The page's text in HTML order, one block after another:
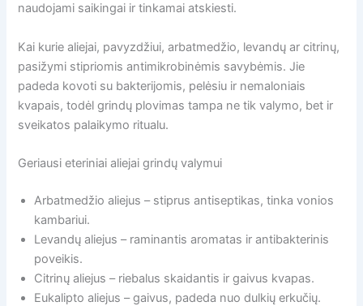
naudojami saikingai ir tinkamai atskiesti.
Kai kurie aliejai, pavyzdžiui, arbatmedžio, levandų ar citrinų,
pasižymi stipriomis antimikrobinėmis savybėmis. Jie
padeda kovoti su bakterijomis, pelėsiu ir nemaloniais
kvapais, todėl grindų plovimas tampa ne tik valymo, bet ir
sveikatos palaikymo ritualu.
Geriausi eteriniai aliejai grindų valymui
Arbatmedžio aliejus – stiprus antiseptikas, tinka vonios
kambariui.
Levandų aliejus – raminantis aromatas ir antibakterinis
poveikis.
Citrinų aliejus – riebalus skaidantis ir gaivus kvapas.
Eukalipto aliejus – gaivus, padeda nuo dulkių erkučių.